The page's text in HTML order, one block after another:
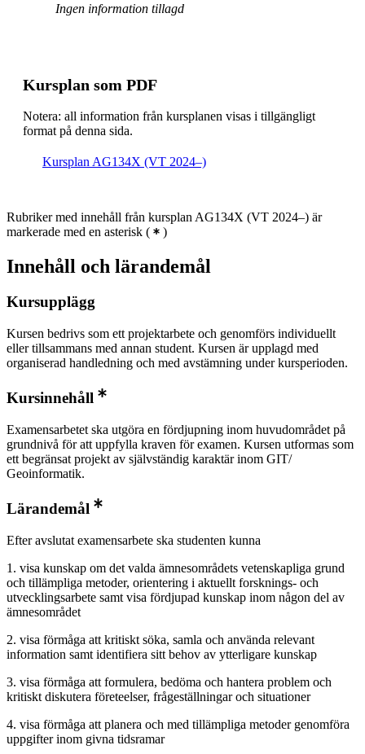
Ingen information tillagd
Kursplan som PDF
Notera: all information från kursplanen visas i tillgängligt
format på denna sida.
Kursplan AG134X (VT 2024–)
Rubriker med innehåll från kursplan AG134X (VT 2024–) är
markerade med en asterisk ( )
Innehåll och lärandemål
Kursupplägg
Kursen bedrivs som ett projektarbete och genomförs individuellt
eller tillsammans med annan student. Kursen är upplagd med
organiserad handledning och med avstämning under kursperioden.
Kursinnehåll
Examensarbetet ska utgöra en fördjupning inom huvudområdet på
grundnivå för att uppfylla kraven för examen. Kursen utformas som
ett begränsat projekt av självständig karaktär inom GIT/
Geoinformatik.
Lärandemål
Efter avslutat examensarbete ska studenten kunna
1. visa kunskap om det valda ämnesområdets vetenskapliga grund
och tillämpliga metoder, orientering i aktuellt forsknings- och
utvecklingsarbete samt visa fördjupad kunskap inom någon del av
ämnesområdet
2. visa förmåga att kritiskt söka, samla och använda relevant
information samt identifiera sitt behov av ytterligare kunskap
3. visa förmåga att formulera, bedöma och hantera problem och
kritiskt diskutera företeelser, frågeställningar och situationer
4. visa förmåga att planera och med tillämpliga metoder genomföra
uppgifter inom givna tidsramar